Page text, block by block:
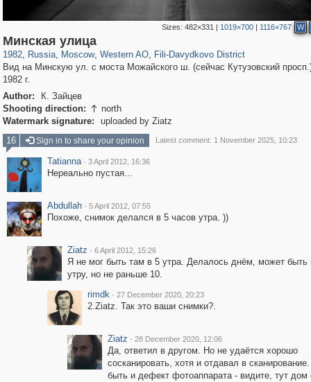
Sizes: 482×331 | 1019×700| 1116×767 W
Минская улица
1982, Russia
1,406,837
, Moscow
319,861 8,286
, Western AO
27,129
, Fili-Davydkovo District
Вид на Минскую ул. с моста Можайского ш. (сейчас Кутузовский
1982 г.
Author:
К. Зайцев
Shooting direction:  north
Watermark signature:
uploaded by Ziatz
16
Sign in to share your opinion Latest comment: 1 November 2025, 10:23
Tatianna · 3 April 2012, 16:36
Нереально пустая...
Abdullah · 5 April 2012, 07:55
Похоже, снимок делался в 5 часов утра. ))
Ziatz · 6 April 2012, 15:26
Я не мог быть там в 5 утра. Делалось днём, может быть
утру, но не раньше 10.
rimdk · 27 December 2020, 20:23
2.Ziatz. Так это ваши снимки?.
Ziatz · 28 December 2020, 12:06
Да, ответил в другом. Но не удаётся хорошо
сосканировать, хотя и отдавал в
быть и дефект фотоаппарата - видите, тут дом